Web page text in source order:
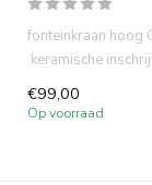
fonteinkraan hoog
.keramische
€99,00
Op voorraad